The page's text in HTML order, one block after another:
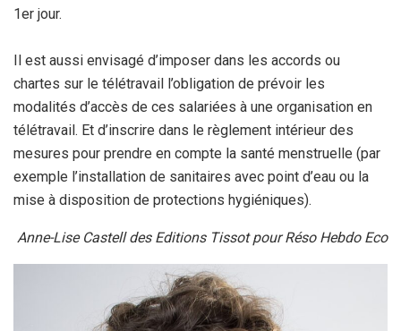
1er jour.
Il est aussi envisagé d’imposer dans les accords ou
chartes sur le télétravail l’obligation de prévoir les
modalités d’accès de ces salariées à une organisation en
télétravail. Et d’inscrire dans le règlement intérieur des
mesures pour prendre en compte la santé menstruelle (par
exemple l’installation de sanitaires avec point d’eau ou la
mise à disposition de protections hygiéniques).
Anne-Lise Castell des Editions Tissot pour Réso Hebdo Eco